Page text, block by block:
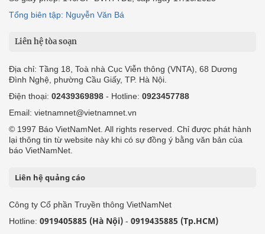
Tổng biên tập: Nguyễn Văn Bá
Liên hệ tòa soạn
Địa chỉ: Tầng 18, Toà nhà Cục Viễn thông (VNTA), 68 Dương
Đình Nghệ, phường Cầu Giấy, TP. Hà Nội.
Điện thoại: 02439369898 - Hotline: 0923457788
Email: vietnamnet@vietnamnet.vn
© 1997 Báo VietNamNet. All rights reserved. Chỉ được phát hành
lại thông tin từ website này khi có sự đồng ý bằng văn bản của
báo VietNamNet.
Liên hệ quảng cáo
Công ty Cổ phần Truyền thông VietNamNet
Hotline: 0919405885 (Hà Nội) - 0919435885 (Tp.HCM)